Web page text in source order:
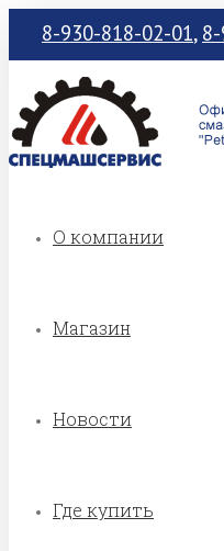
8-930-818-02-01,
О компании
Магазин
Новости
Где купить